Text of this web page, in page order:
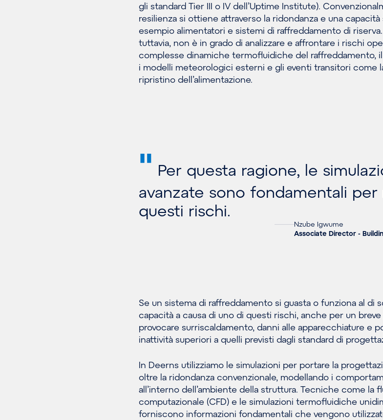
gli standard Tier III o IV dell’Uptime Institute).
resilienza si ottiene attraverso la ridondanza e una
esempio alimentatori e sistemi di raffreddamento di
tuttavia, non è in grado di analizzare e affrontare i rischi
complesse dinamiche termofluidiche del raffreddamento, il
i modelli meteorologici esterni e gli eventi transitori come
ripristino dell’alimentazione.
" Per questa ragione, le
avanzate sono fondamentali per
questi rischi.
Nzube Igwume
Associate Director -
Se un sistema di raffreddamento si guasta o funziona al di
capacità a causa di uno di questi rischi, anche per un
provocare surriscaldamento, danni alle apparecchiature e
inattività superiori a quelli previsti dagli standard di
In Deerns utilizziamo le simulazioni per portare la
oltre la ridondanza convenzionale, modellando i
all’interno dell’ambiente della struttura. Tecniche come la
computazionale (CFD) e le simulazioni termofluidiche
forniscono informazioni fondamentali che vengono